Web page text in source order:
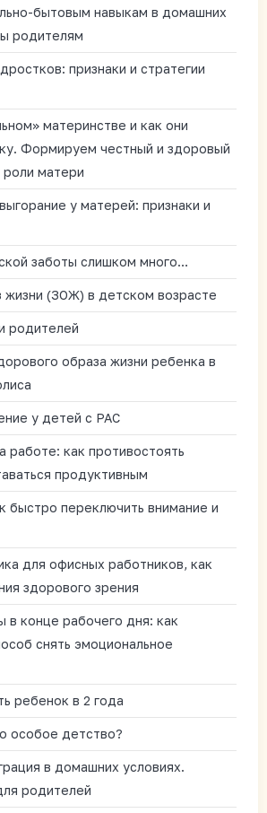
бытовым навыкам в домашних
родителям
признаки и стратегии
материнстве и как они
Формируем честный и здоровый
роли матери
у матерей: признаки и
заботы слишком много…
(ЗОЖ) в детском возрасте
родителей
образа жизни ребенка в
у детей с РАС
работе: как противостоять
продуктивным
быстро переключить внимание и
для офисных работников, как
здорового зрения
в конце рабочего дня: как
снять эмоциональное
ребенок в 2 года
особое детство?
в домашних условиях.
родителей